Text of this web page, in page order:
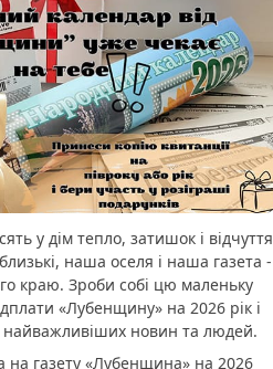
у дім тепло, затишок і відчуття
наша оселя і наша газета -
краю. Зроби собі цю маленьку
«Лубенщину» на 2026 рік і
найважливіших новин та людей.
на газету «Лубенщина» на 2026